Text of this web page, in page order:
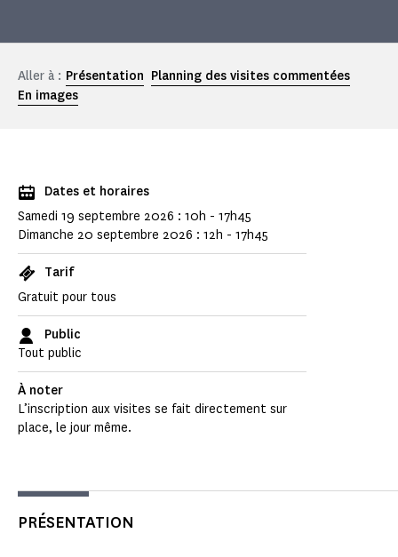
Aller à : Présentation Planning des visites commentées
En images
Dates et horaires
Samedi 19 septembre 2026 : 10h - 17h45
Dimanche 20 septembre 2026 : 12h - 17h45
Tarif
Gratuit pour tous
Public
Tout public
À noter
L’inscription aux visites se fait directement sur
place, le jour même.
PRÉSENTATION